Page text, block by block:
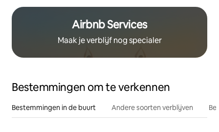
Airbnb Services
Maak je verblijf nog specialer
Bestemmingen om te verkennen
Bestemmingen in de buurt Andere soorten verblijven